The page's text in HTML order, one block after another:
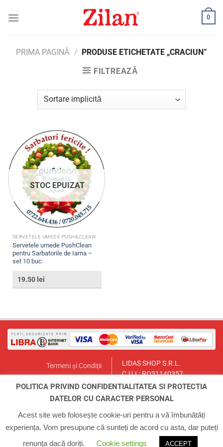
0
PRIMA PAGINĂ / PRODUSE ETICHETATE „CRACIUN”
FILTREAZĂ
STOC EPUIZAT
SERVETELE UMEDE PUSH&CLEAN
Servetele umede PushClean
pentru Sarbatorile de Iarna –
set 10 buc.
19.50 lei
Termeni și Condiții
Contact
LIDAS SHOP S.R.L.
C.U.I.: RO31140357
București, Sector 1, Str. Lt.Col.
Email:lidasmag@yahoo.com
Telefon:0723.155.966
ACASA INFO CONTUL MEU COS CONTACT
POLITICA PRIVIND CONFIDENTIALITATEA SI PROTECTIA
DATELOR CU CARACTER PERSONAL
Acest site web folosește cookie-uri pentru a vă îmbunătăți
experiența. Vom presupune că sunteți de acord cu asta, dar puteți
renunța dacă doriți.
Cookie settings ACCEPT